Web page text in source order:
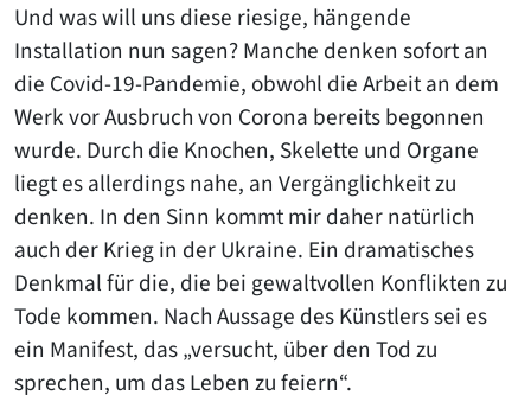
Und was will uns diese riesige, hängende
Installation nun sagen? Manche denken sofort an
die Covid-19-Pandemie, obwohl die Arbeit an dem
Werk vor Ausbruch von Corona bereits begonnen
wurde. Durch die Knochen, Skelette und Organe
liegt es allerdings nahe, an Vergänglichkeit zu
denken. In den Sinn kommt mir daher natürlich
auch der Krieg in der Ukraine. Ein dramatisches
Denkmal für die, die bei gewaltvollen Konflikten zu
Tode kommen. Nach Aussage des Künstlers sei es
ein Manifest, das „versucht, über den Tod zu
sprechen, um das Leben zu feiern“.